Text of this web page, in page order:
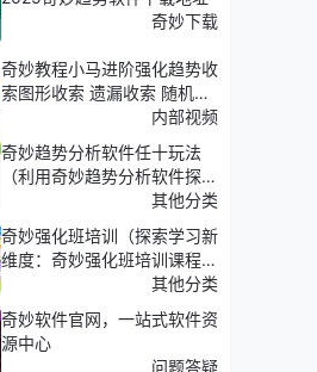
奇妙下载
奇妙教程小马进阶强化趋势收
索图形收索 遗漏收索 随机收
内部视频
奇妙趋势分析软件任十玩法
（利用奇妙趋势分析软件探
索'任十玩法'的深度策略）
其他分类
奇妙强化班培训（探索学习新
维度：奇妙强化班培训课程介
其他分类
奇妙软件官网，一站式软件资
源中心
问题答疑